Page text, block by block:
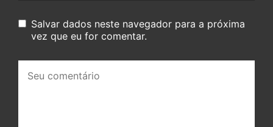
Salvar dados neste navegador para a próxima
vez que eu for comentar.
comentário: